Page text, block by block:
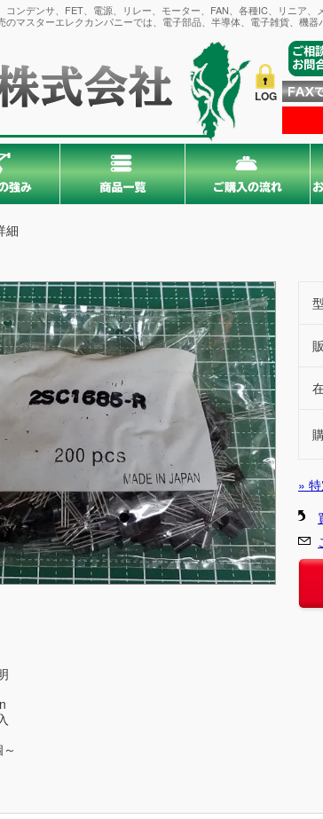
ンデンサ、FET、電源、リレー、モーター、FAN、各種IC、リニア
マスターエレクカンパニーでは、電子部品、半導体、電子雑貨、機器
LOG
細
»